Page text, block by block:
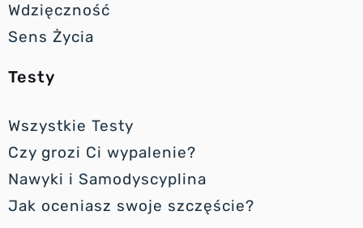
Wdzięczność
Sens Życia
Testy
Wszystkie Testy
Czy grozi Ci wypalenie?
Nawyki i Samodyscyplina
Jak oceniasz swoje szczęście?